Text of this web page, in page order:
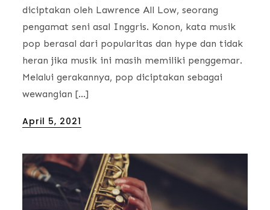
diciptakan oleh Lawrence All Low, seorang
pengamat seni asal Inggris. Konon, kata musik
pop berasal dari popularitas dan hype dan tidak
heran jika musik ini masih memiliki penggemar.
Melalui gerakannya, pop diciptakan sebagai
wewangian […]
Posted
April 5, 2021